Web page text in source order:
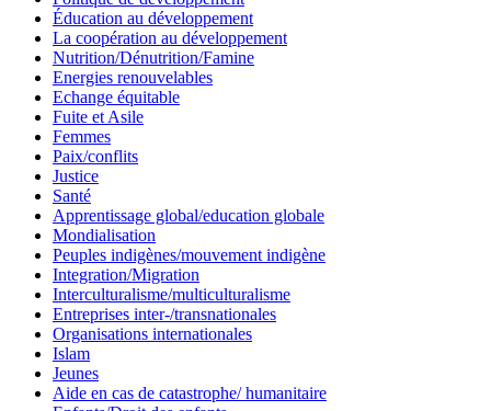
Éducation au développement
La coopération au développement
Nutrition/Dénutrition/Famine
Energies renouvelables
Echange équitable
Fuite et Asile
Femmes
Paix/conflits
Justice
Santé
Apprentissage global/education globale
Mondialisation
Peuples indigènes/mouvement indigène
Integration/Migration
Interculturalisme/multiculturalisme
Entreprises inter-/transnationales
Organisations internationales
Islam
Jeunes
Aide en cas de catastrophe/ humanitaire